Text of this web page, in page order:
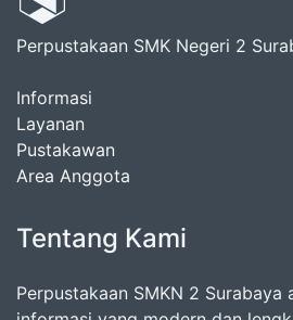
Perpustakaan SMK Negeri 2
Informasi
Layanan
Pustakawan
Area Anggota
Tentang Kami
Perpustakaan SMKN 2 Surabaya